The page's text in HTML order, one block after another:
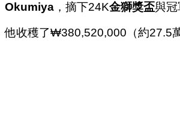
Okumiya ，摘下24K金獅獎盃與冠
他收穫了₩380,520,000（約27.5